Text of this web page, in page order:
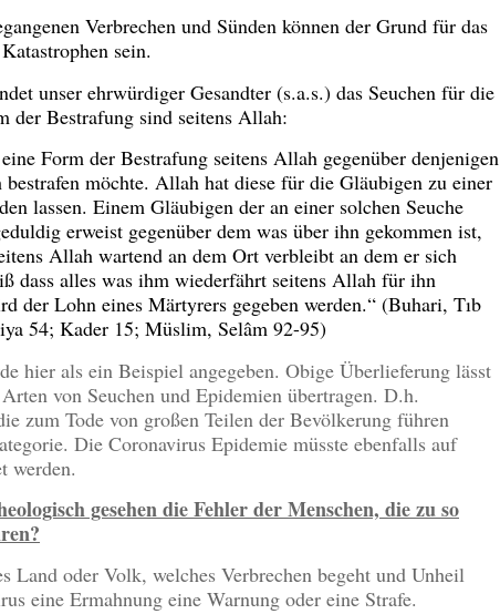
Verbrechen und Sünden können der Grund für das
sein.
unser ehrwürdiger Gesandter (s.a.s.) das Seuchen für die
der Bestrafung sind seitens Allah:
Form der Bestrafung seitens Allah gegenüber denjenigen
möchte. Allah hat diese für die Gläubigen zu einer
lassen. Einem Gläubigen der an einer solchen Seuche
erweist gegenüber dem was über ihn gekommen ist,
Allah wartend an dem Ort verbleibt an dem er sich
dass alles was ihm wiederfährt seitens Allah für ihn
der Lohn eines Märtyrers gegeben werden.“ (Buhari, Tıb
54; Kader 15; Müslim, Selâm 92-95)
hier als ein Beispiel angegeben. Obige Überlieferung lässt
von Seuchen und Epidemien übertragen. D.h.
zum Tode von großen Teilen der Bevölkerung führen
Die Coronavirus Epidemie müsste ebenfalls auf
werden.
gesehen die Fehler der Menschen, die zu so
Land oder Volk, welches Verbrechen begeht und Unheil
eine Ermahnung eine Warnung oder eine Strafe.